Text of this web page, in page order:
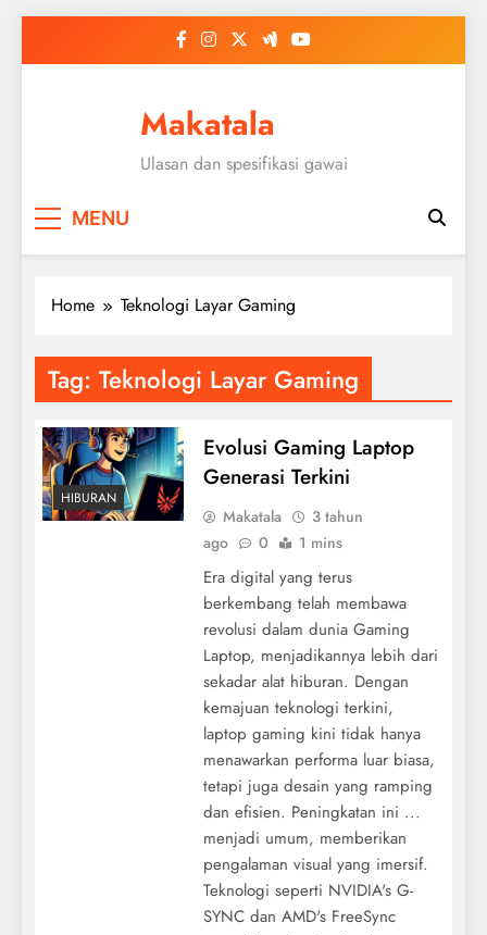
Makatala
Ulasan dan spesifikasi gawai
MENU
Home Teknologi Layar Gaming
Tag: Teknologi Layar Gaming
HIBURAN
Evolusi Gaming Laptop
Generasi Terkini
Makatala
3 tahun
ago
0 1 mins
Era digital yang terus
berkembang telah membawa
revolusi dalam dunia Gaming
Laptop, menjadikannya lebih dari
sekadar alat hiburan. Dengan
kemajuan teknologi terkini,
laptop gaming kini tidak hanya
menawarkan performa luar biasa,
tetapi juga desain yang ramping
dan efisien. Peningkatan ini ...
menjadi umum, memberikan
pengalaman visual yang imersif.
Teknologi seperti NVIDIA's G-
SYNC dan AMD's FreeSync